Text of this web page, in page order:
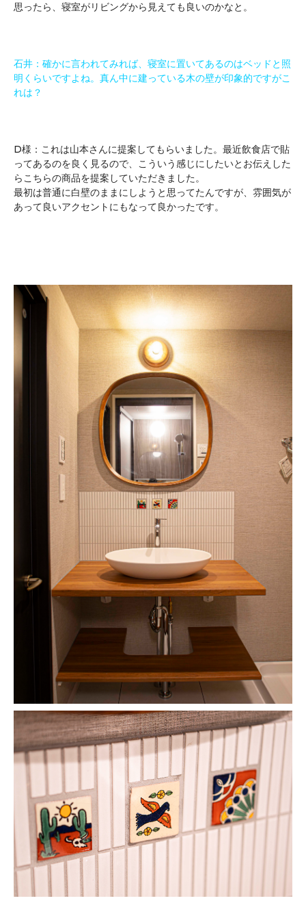
思ったら、寝室がリビングから見えても良いのかなと。
石井：確かに言われてみれば、寝室に置いてあるのはベッドと照
明くらいですよね。 真ん中に建っている木の壁が印象的ですがこ
れは？
D様：これは山本さんに提案してもらいました。最近飲食店で貼
ってあるのを良く見るので、こういう感じにしたいとお伝えした
らこちらの商品を提案していただきました。
最初は普通に白壁のままにしようと思ってたんですが、雰囲気が
あって良いアクセントにもなって良かったです。